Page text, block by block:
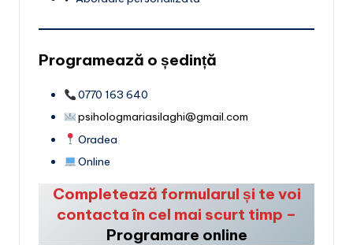
Programează o ședință
0770 163 640
psihologmariasilaghi@gmail.com
Oradea
Online
Completează formularul și te voi
contacta în cel mai scurt timp –
Programare online